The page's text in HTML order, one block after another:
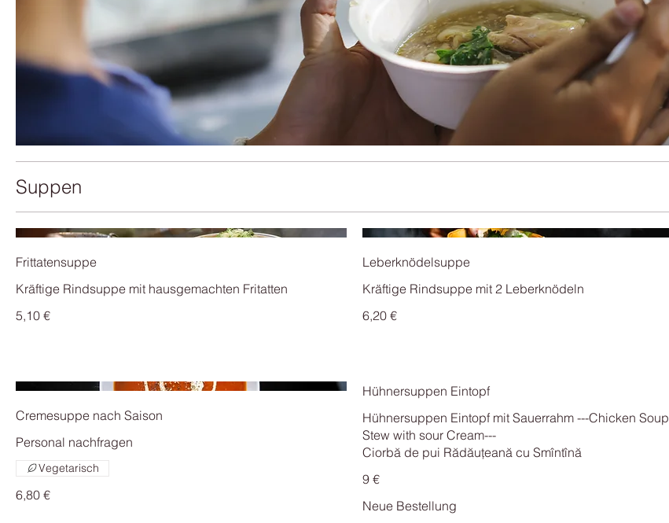
Suppen
Frittatensuppe
Kräftige Rindsuppe mit hausgemachten Fritatten
5,10 €
Leberknödelsuppe
Kräftige Rindsuppe mit 2 Leberknödeln
6,20 €
Cremesuppe nach Saison
Personal nachfragen
6,80 €
Vegetarisch
Hühnersuppen Eintopf
Hühnersuppen Eintopf mit Sauerrahm ---Chicken Soup
Stew with sour Cream---
9 €
Neue Bestellung